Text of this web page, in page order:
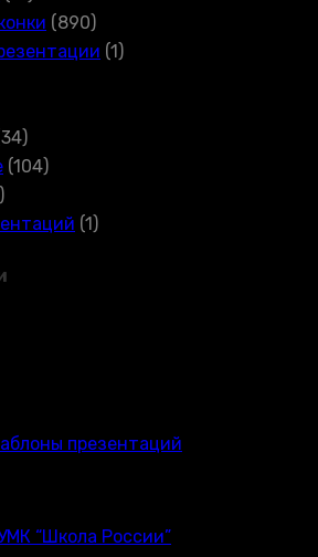
(890)
(1)
(104)
(1)
презентаций
“Школа России”